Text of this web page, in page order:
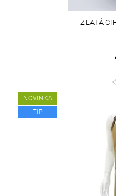
ZLATÁ
NOVINKA
TIP